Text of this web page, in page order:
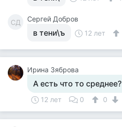
СД Сергей Добров
в тени\ъ 12 лет
Ирина Зяброва
А есть что то среднее?
12 лет 0 0